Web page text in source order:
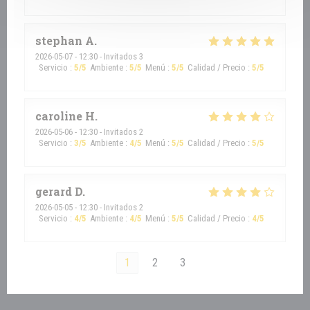
stephan A
2026-05-07 - 12:30 - Invitados 3
Servicio : 5/5 Ambiente : 5/5 Menú : 5/5 Calidad / Precio : 5/5
caroline H
2026-05-06 - 12:30 - Invitados 2
Servicio : 3/5 Ambiente : 4/5 Menú : 5/5 Calidad / Precio : 5/5
gerard D
2026-05-05 - 12:30 - Invitados 2
Servicio : 4/5 Ambiente : 4/5 Menú : 5/5 Calidad / Precio : 4/5
1 2 3